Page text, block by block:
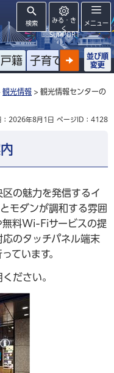
検索
みる・き
く
SUPPORT
メニュー
籍 子育て 高齢者
並び順
変更
観光情報 > 観光情報センターの
：2026年8月1日 ページID：4128
の魅力を発信するイ
モダンが調和する雰囲
無料Wi-Fiサービスの提
のタッチパネル端末
ています。
ださい。